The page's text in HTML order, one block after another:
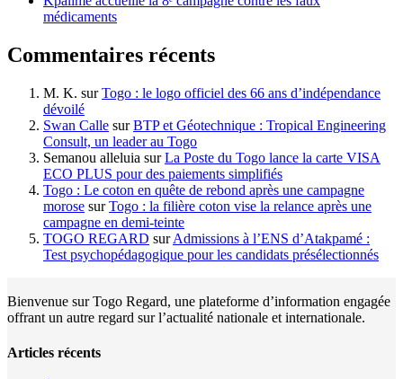
médicaments
Commentaires récents
M. K. surTogo : le logo officiel des 66 ans d’indépendance
dévoilé
Swan Calle surBTP et Géotechnique : Tropical Engineering
Consult, un leader au Togo
Semanou alleluia surLa Poste du Togo lance la carte VISA
ECO PLUS pour des paiements simplifiés
Togo : Le coton en quête de rebond après une campagne
morose surTogo : la filière coton vise la relance après une
campagne en demi-teinte
TOGO REGARD surAdmissions à l’ENS d’Atakpamé :
Test psychopédagogique pour les candidats présélectionnés
Bienvenue sur Togo Regard, une plateforme d’information engagée
offrant un autre regard sur l’actualité nationale et internationale.
Articles récents